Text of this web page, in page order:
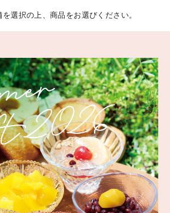
選択の上、商品をお選びください。